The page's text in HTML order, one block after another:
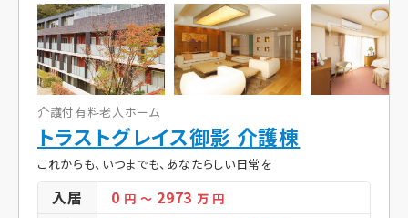
介護付有料老人ホーム
トラストグレイス御影 介護棟
これからも、いつまでも、あなたらしい日常を
入居 0 円 ～ 2973 万 円